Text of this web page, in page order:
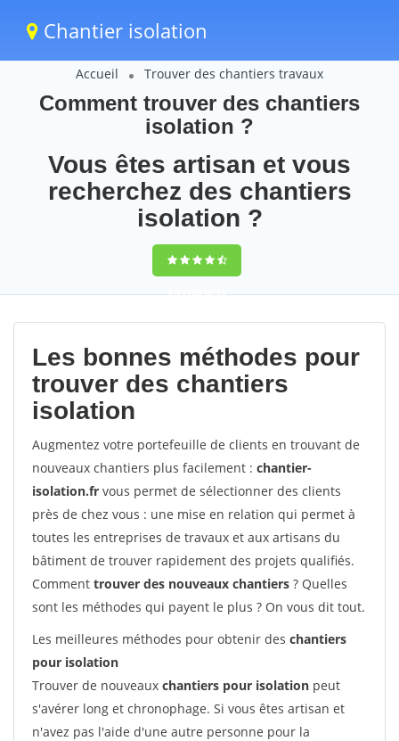
Chantier isolation
Accueil Trouver des chantiers travaux
Comment trouver des chantiers
isolation ?
Vous êtes artisan et vous
recherchez des chantiers
isolation ?
9,5(100%)55
votes
Les bonnes méthodes pour
trouver des chantiers
isolation
Augmentez votre portefeuille de clients en trouvant de
nouveaux chantiers plus facilement : chantier-
isolation.fr vous permet de sélectionner des clients
près de chez vous : une mise en relation qui permet à
toutes les entreprises de travaux et aux artisans du
bâtiment de trouver rapidement des projets qualifiés.
Comment trouver des nouveaux chantiers ? Quelles
sont les méthodes qui payent le plus ? On vous dit tout.
Les meilleures méthodes pour obtenir des chantiers
pour isolation
Trouver de nouveaux chantiers pour isolation peut
s'avérer long et chronophage. Si vous êtes artisan et
n'avez pas l'aide d'une autre personne pour la